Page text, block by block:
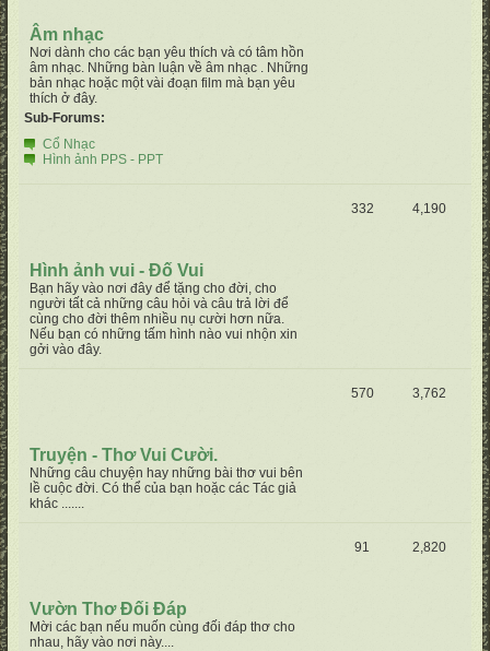
Âm nhạc
Nơi dành cho các bạn yêu thích và có tâm hồn
âm nhạc. Những bàn luận về âm nhạc . Những
bản nhạc hoặc một vài đoạn film mà bạn yêu
thích ở đây.
Sub-Forums:
Cổ Nhạc
Hình ảnh PPS - PPT
Hình ảnh vui - Đố Vui
Bạn hãy vào nơi đây để tặng cho đời, cho
người tất cả những câu hỏi và câu trả lời để
cùng cho đời thêm nhiều nụ cười hơn nữa.
Nếu bạn có những tấm hình nào vui nhộn xin
gởi vào đây.
332 4,190
Truyện - Thơ Vui Cười.
Những câu chuyện hay những bài thơ vui bên
lề cuộc đời. Có thể của bạn hoặc các Tác giả
khác .......
570 3,762
Vườn Thơ Đối Đáp
Mời các bạn nếu muốn cùng đối đáp thơ cho
nhau, hãy vào nơi này....
91 2,820